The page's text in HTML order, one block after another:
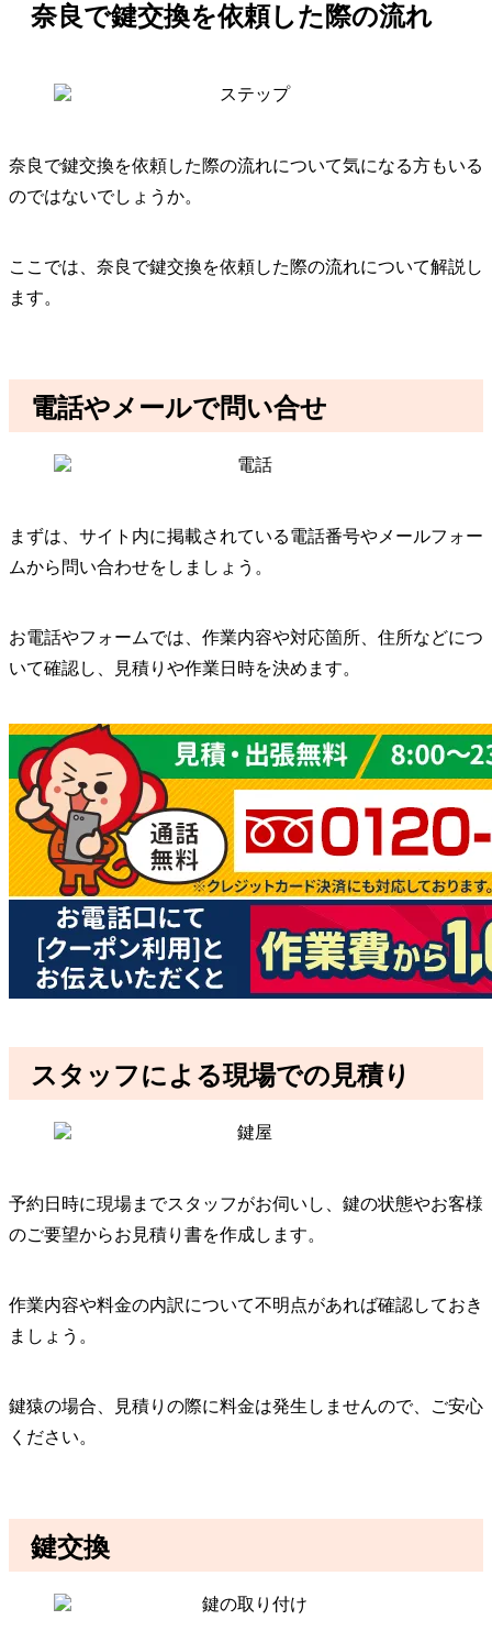
奈良で鍵交換を依頼した際の流れ
奈良で鍵交換を依頼した際の流れについて気になる方もいる
のではないでしょうか。
ここでは、奈良で鍵交換を依頼した際の流れについて解説し
ます。
電話やメールで問い合せ
まずは、サイト内に掲載されている電話番号やメールフォー
ムから問い合わせをしましょう。
お電話やフォームでは、作業内容や対応箇所、住所などにつ
いて確認し、見積りや作業日時を決めます。
スタッフによる現場での見積り
予約日時に現場までスタッフがお伺いし、鍵の状態やお客様
のご要望からお見積り書を作成します。
作業内容や料金の内訳について不明点があれば確認しておき
ましょう。
鍵猿の場合、見積りの際に料金は発生しませんので、ご安心
ください。
鍵交換